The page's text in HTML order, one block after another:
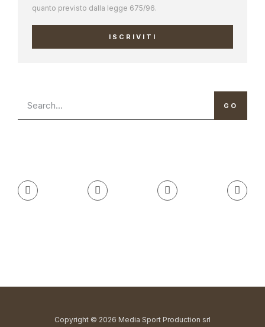
quanto previsto dalla legge 675/96.
ISCRIVITI
GO
Copyright © 2026 Media Sport Production srl